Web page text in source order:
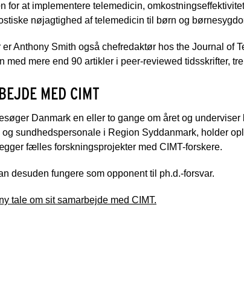
for at implementere telemedicin,
nøjagtighed af telemedicin til børn og
er Anthony Smith også chefredaktør hos the Journal of
med mere end 90 artikler i peer-reviewed tidsskrifter,
MED CIMT
Danmark en eller to gange om året og
sundhedspersonale i Region Syddanmark, holder
fælles forskningsprojekter med CIMT-forskere.
desuden fungere som opponent til ph.d.-forsvar.
tale om sit samarbejde med CIMT.